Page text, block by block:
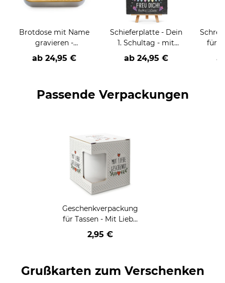
Brotdose mit Name
gravieren -
Schulkind-Astronaut
ab 24,95 €
Schieferplatte - Dein
1. Schultag - mit
Name, Foto und
Datum - 30 x 20 cm -
ab 24,95 €
für
Passende Verpackungen
Geschenkverpackung
für Tassen - Mit Liebe
geschenkt
2,95 €
Grußkarten zum Verschenken